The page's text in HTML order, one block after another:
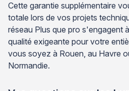
Cette garantie supplémentaire
totale lors de vos projets
réseau Plus que pro s'engagent
qualité exigeante pour votre
vous soyez à Rouen, au Havre
Normandie.